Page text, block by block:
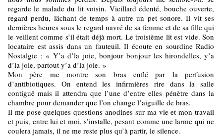
regarde le malade du lit voisin. Vieillard édenté, bouche ouverte,
regard perdu, lâchant de temps à autre un pet sonore. Il vit ses
dernières heures sous le regard navré de sa femme et de sa fille qui
le veillent comme s’il était déjà mort. Le troisième lit est vide. Son
locataire est assis dans un fauteuil. Il écoute en sourdine Radio
Nostalgie : « Y’a d’la joie, bonjour bonjour les hirondelles, y’a
d’la joie, partout y’a d’la joie. »
Mon père me montre son bras enflé par la perfusion
d’antibiotiques. On entend les infirmières rire dans la salle
contiguë mais il attendra que l’une d’entre elles pénètre dans la
chambre pour demander que l’on change l’aiguille de bras.
Il me pose quelques questions anodines sur ma vie et mon travail
et puis, entre lui et moi, s’installe, pesant comme une larme qui ne
coulera jamais, il ne me reste plus qu’à partir, le silence.